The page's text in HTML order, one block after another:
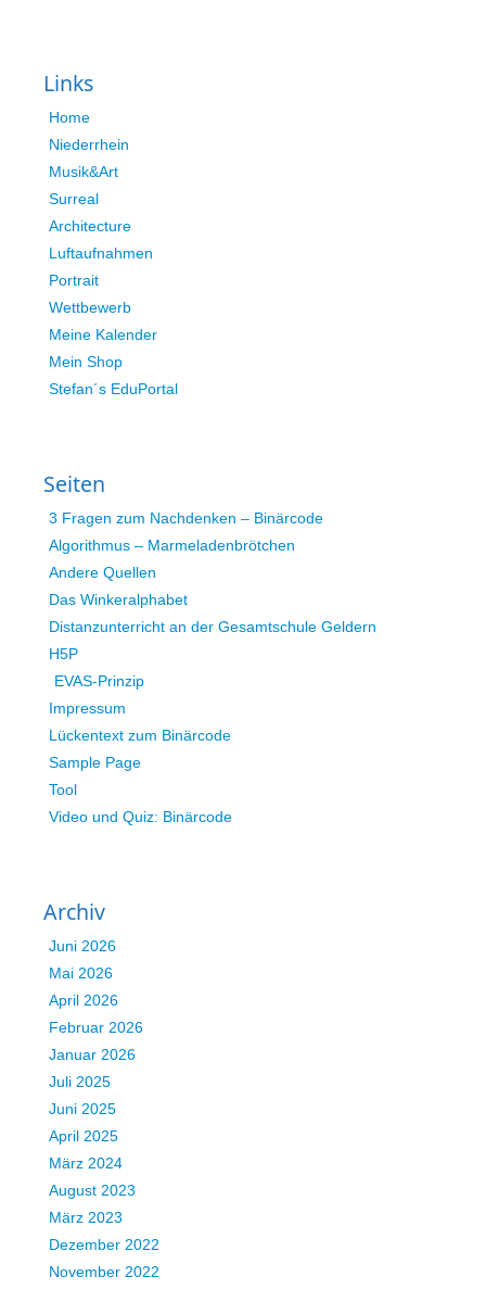
Links
Home
Niederrhein
Musik&Art
Surreal
Architecture
Luftaufnahmen
Portrait
Wettbewerb
Meine Kalender
Mein Shop
Stefan´s EduPortal
Seiten
3 Fragen zum Nachdenken – Binärcode
Algorithmus – Marmeladenbrötchen
Andere Quellen
Das Winkeralphabet
Distanzunterricht an der Gesamtschule Geldern
H5P
EVAS-Prinzip
Impressum
Lückentext zum Binärcode
Sample Page
Tool
Video und Quiz: Binärcode
Archiv
Juni 2026
Mai 2026
April 2026
Februar 2026
Januar 2026
Juli 2025
Juni 2025
April 2025
März 2024
August 2023
März 2023
Dezember 2022
November 2022